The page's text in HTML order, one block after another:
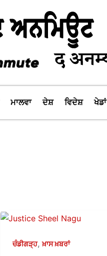
ਮਾਲਵਾ ਦੇਸ਼ ਵਿਦੇਸ਼ ਖੇਡਾਂ
ਚੰਡੀਗੜ੍ਹ,ਖ਼ਾਸ ਖ਼ਬਰਾਂ